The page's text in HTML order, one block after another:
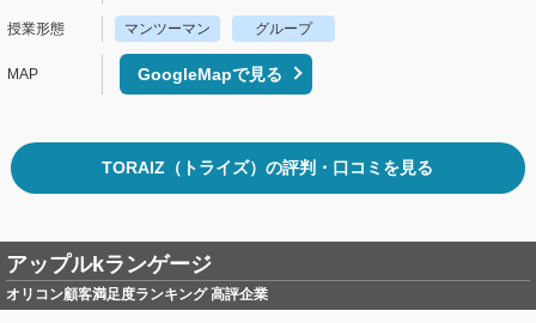
マンツーマン グループ
GoogleMapで見る
TORAIZ（トライズ）の評判・口コミを見る
アップルkランゲージ
オリコン顧客満足度ランキング 高評企業